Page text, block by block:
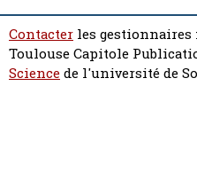
Contacter les
Toulouse Capitole
Sciencede l'université de